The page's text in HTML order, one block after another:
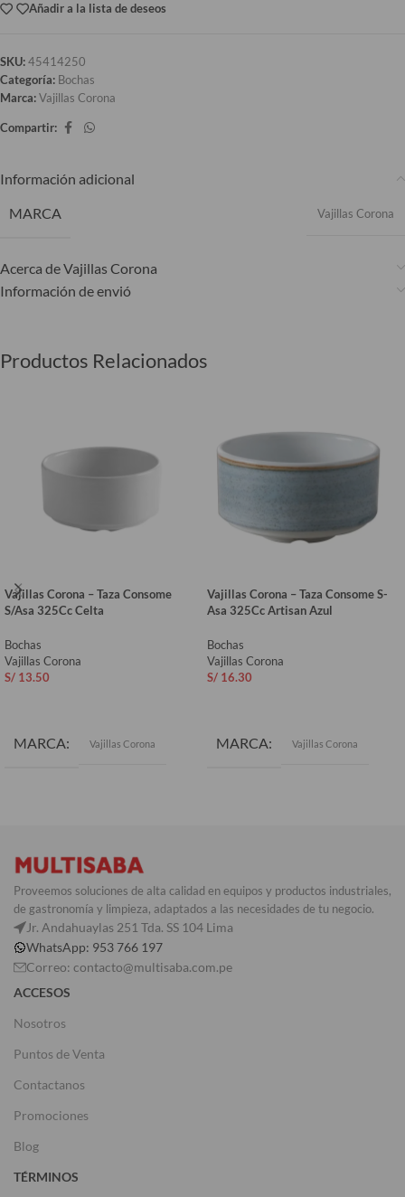
Añadir a la lista de deseos
SKU:45414250
Categoría: Bochas
Marca:Vajillas Corona
Compartir:
Información adicional
MARCA
Vajillas Corona
Acerca de Vajillas Corona
Información de envió
Productos Relacionados
Vajillas Corona – Taza Consome
S/Asa 325Cc Celta
Bochas
Vajillas Corona
S/ 13.50
MARCA Vajillas Corona
Vajillas Corona – Taza Consome S-
Asa 325Cc Artisan Azul
Bochas
Vajillas Corona
S/ 16.30
MARCA Vajillas Corona
Proveemos soluciones de alta calidad en equipos y productos industriales,
de gastronomía y limpieza, adaptados a las necesidades de tu negocio.
Jr. Andahuaylas 251 Tda. SS 104 Lima
WhatsApp: 953 766 197
Correo: contacto@multisaba.com.pe
ACCESOS
Nosotros
Puntos de Venta
Contactanos
Promociones
Blog
TÉRMINOS